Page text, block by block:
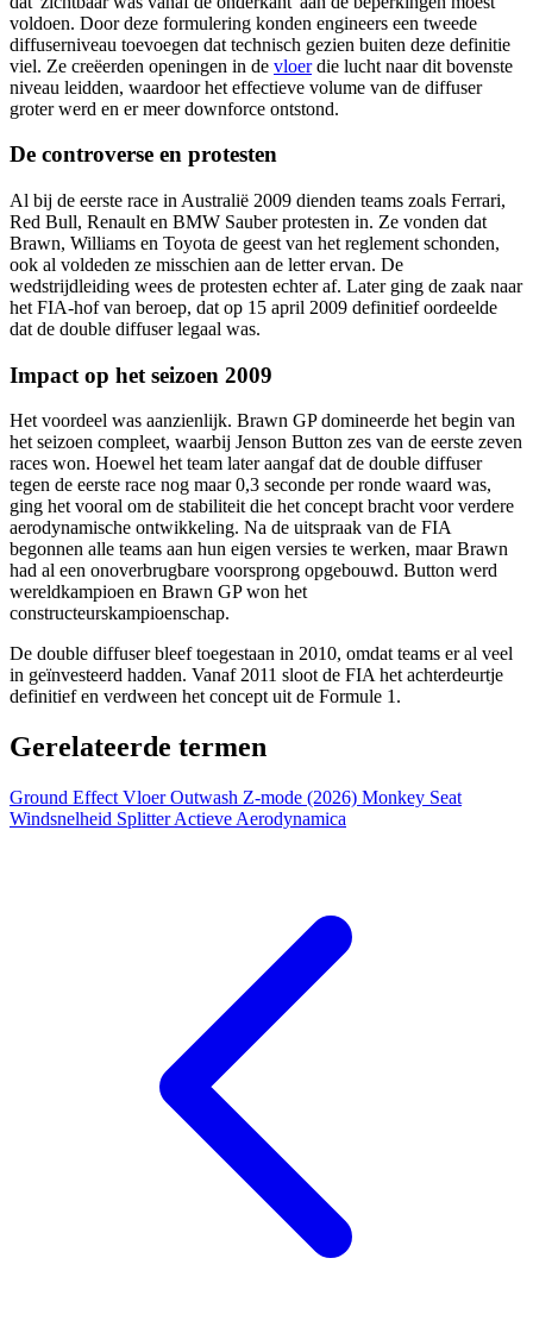
voldoen. Door deze formulering konden engineers een tweede
diffuserniveau toevoegen dat technisch gezien buiten deze definitie
viel. Ze creëerden openingen in de vloerdie lucht naar dit bovenste
niveau leidden, waardoor het effectieve volume van de diffuser
groter werd en er meer downforce ontstond.
De controverse en protesten
Al bij de eerste race in Australië 2009 dienden teams zoals Ferrari,
Red Bull, Renault en BMW Sauber protesten in. Ze vonden dat
Brawn, Williams en Toyota de geest van het reglement schonden,
ook al voldeden ze misschien aan de letter ervan. De
wedstrijdleiding wees de protesten echter af. Later ging de zaak naar
het FIA-hof van beroep, dat op 15 april 2009 definitief oordeelde
dat de double diffuser legaal was.
Impact op het seizoen 2009
Het voordeel was aanzienlijk. Brawn GP domineerde het begin van
het seizoen compleet, waarbij Jenson Button zes van de eerste zeven
races won. Hoewel het team later aangaf dat de double diffuser
tegen de eerste race nog maar 0,3 seconde per ronde waard was,
ging het vooral om de stabiliteit die het concept bracht voor verdere
aerodynamische ontwikkeling. Na de uitspraak van de FIA
begonnen alle teams aan hun eigen versies te werken, maar Brawn
had al een onoverbrugbare voorsprong opgebouwd. Button werd
wereldkampioen en Brawn GP won het
constructeurskampioenschap.
De double diffuser bleef toegestaan in 2010, omdat teams er al veel
in geïnvesteerd hadden. Vanaf 2011 sloot de FIA het achterdeurtje
definitief en verdween het concept uit de Formule 1.
Gerelateerde termen
Ground Effect VloerOutwash Z-mode (2026) Monkey Seat
Windsnelheid SplitterActieve Aerodynamica